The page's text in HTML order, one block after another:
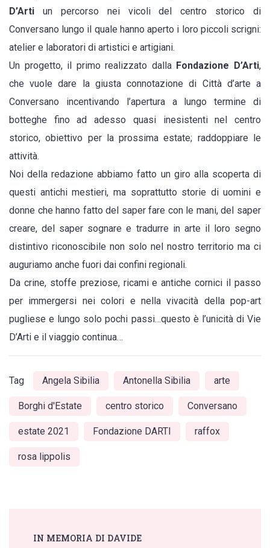
coraggio
artisti
e
artigiani
D’Arti un percorso nei vicoli del centro storico di
Conversano lungo il quale hanno aperto i loro piccoli scrigni:
atelier e laboratori di artistici e artigiani.
Un progetto, il primo realizzato dalla Fondazione D’Arti,
che vuole dare la giusta connotazione di Città d’arte a
Conversano incentivando l’apertura a lungo termine di
botteghe fino ad adesso quasi inesistenti nel centro
storico, obiettivo per la prossima estate; raddoppiare le
attività.
Noi della redazione abbiamo fatto un giro alla scoperta di
questi antichi mestieri, ma soprattutto storie di uomini e
donne che hanno fatto del saper fare con le mani, del saper
creare, del saper sognare e tradurre in arte il loro segno
distintivo riconoscibile non solo nel nostro territorio ma ci
auguriamo anche fuori dai confini regionali.
Da crine, stoffe preziose, ricami e antiche cornici il passo
per immergersi nei colori e nella vivacità della pop-art
pugliese e lungo solo pochi passi…questo è l’unicità di Vie
D’Arti e il viaggio continua…
Tag Angela Sibilia Antonella Sibilia arte
Borghi d'Estate centro storico Conversano
estate 2021 Fondazione DARTI raffox
rosa lippolis
IN MEMORIA DI DAVIDE